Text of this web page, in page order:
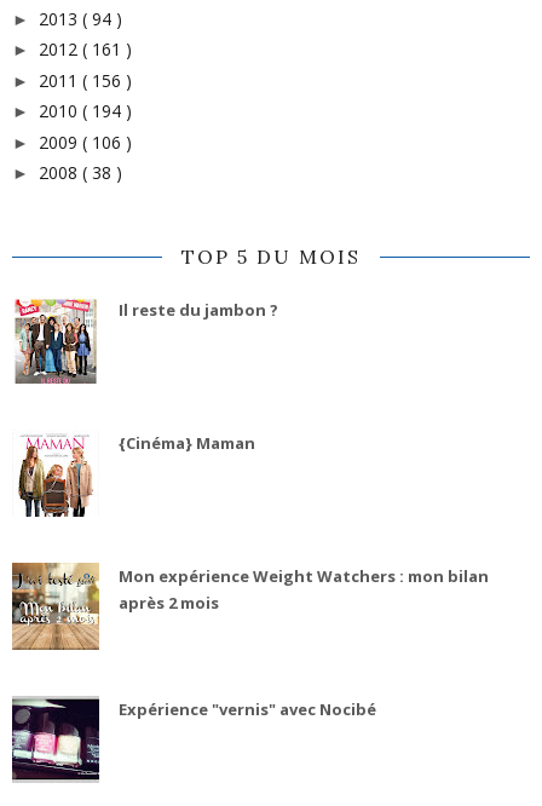
► 2013 ( 94 )
► 2012 ( 161 )
► 2011 ( 156 )
► 2010 ( 194 )
► 2009 ( 106 )
► 2008 ( 38 )
TOP 5 DU MOIS
Il reste du jambon ?
{Cinéma} Maman
Mon expérience Weight Watchers : mon bilan
après 2 mois
Expérience "vernis" avec Nocibé